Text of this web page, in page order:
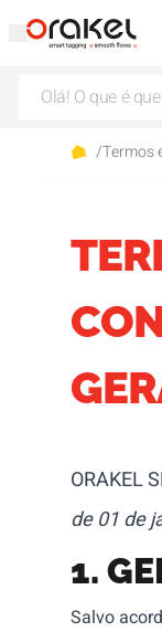
/Termos
ORAKEL
de 01 de
1.
Salvo